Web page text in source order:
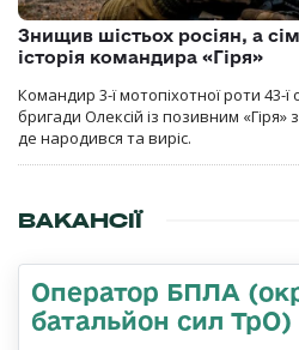
Знищив шістьох росіян, а
історія командира «Гіря»
Командир 3-ї мотопіхотної роти 43-ї
бригади Олексій із позивним
де народився та виріс.
ВАКАНСІЇ
Оператор БПЛА
батальйон сил ТрО)